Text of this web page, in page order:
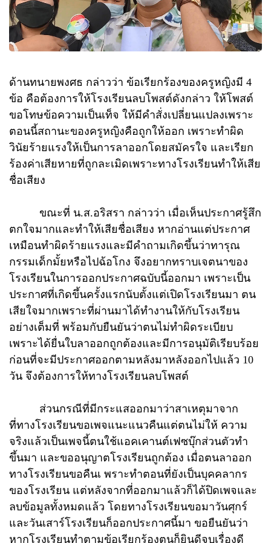
ด้านทนายพงศธ กล่าวว่า ข้อเรียกร้องของครูหญิงมี 4
ข้อ คือต้องการให้โรงเรียนลบโพสต์ดังกล่าว ให้โพสต์
ขอโทษข้อความเป็นเท็จ ให้มีคำสั่งเปลี่ยนแปลงเพราะ
ตอนนี้สถานะของครูหญิงคือถูกให้ออก เพราะทำผิด
วินัยร้ายแรงให้เป็นการลาออกโดยสมัครใจ และเรียก
ร้องค่าเสียหายที่ถูกละเมิดเพราะทางโรงเรียนทำให้เสีย
ชื่อเสียง
ขณะที่ น.ส.อริสรา กล่าวว่า เมื่อเห็นประกาศรู้สึก
ตกใจมากและทำให้เสียชื่อเสียง หากอ่านแต่ประกาศ
เหมือนทำผิดร้ายแรงและมีคำถามเกิดขึ้นว่าทารุณ
กรรมเด็กมั้ยหรือไปฉ้อโกง จึงอยากทราบเจตนาของ
โรงเรียนในการออกประกาศฉบับนี้ออกมา เพราะเป็น
ประกาศที่เกิดขึ้นครั้งแรกนับตั้งแต่เปิดโรงเรียนมา ตน
เสียใจมากเพราะที่ผ่านมาได้ทำงานให้กับโรงเรียน
อย่างเต็มที่ พร้อมกับยืนยันว่าตนไม่ทำผิดระเบียบ
เพราะได้ยื่นใบลาออกถูกต้องและมีการอนุมัติเรียบร้อย
ก่อนที่จะมีประกาศออกตามหลังมาหลังออกไปแล้ว 10
วัน จึงต้องการให้ทางโรงเรียนลบโพสต์
ส่วนกรณีที่มีกระแสออกมาว่าสาเหตุมาจาก
ที่ทางโรงเรียนขอเพจแนะแนวคืนแต่ตนไม่ให้ ความ
จริงแล้วเป็นเพจนี้ตนใช้แอคเคานต์เฟซบุ๊กส่วนตัวทำ
ขึ้นมา และขออนุญาตโรงเรียนถูกต้อง เมื่อตนลาออก
ทางโรงเรียนขอคืนเ พราะทำตอนที่ยังเป็นบุคคลากร
ของโรงเรียน แต่หลังจากที่ออกมาแล้วก็ได้ปิดเพจและ
ลบข้อมูลทั้งหมดแล้ว โดยทางโรงเรียนขอมาวันศุกร์
และวันเสาร์โรงเรียนก็ออกประกาศนี้มา ขอยืนยันว่า
หากโรงเรียนทำตามข้อเรียกร้องตนก็ยินดีจบเรื่องดี